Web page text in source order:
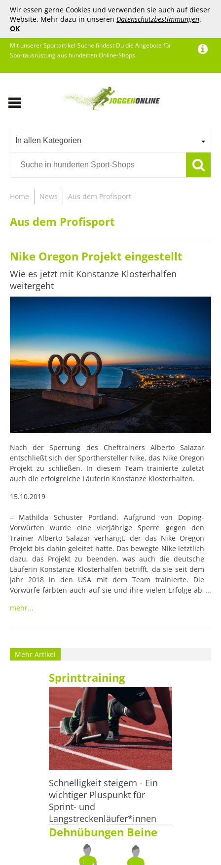
Wir essen gerne Cookies und verwenden sie auch auf dieser
Website. Mehr dazu in unseren Datenschutzbestimmungen.
OK
Mit unserer Sportartikel-Suche findest Du die Angebote für
Sportausrüstung aus hunderten Online-Shops.
In allen Kategorien
Home News Aus dem Profisport
Aus dem Profisport
Nike Oregon Projekt eingestellt
Wie es jetzt mit Konstanze Klosterhalfen
weitergeht
Nach der Sperrung des Cheftrainers Alberto Salazar
entschließt sich der Sporthersteller Nike, das Nike Oregon
Projekt zu schließen. In diesem Team trainierte zuletzt
auch die erfolgreiche Läuferin Konstanze Klosterhalfen.
15.10.2019
– Mathilda Schuster Portland. Aufgrund von Doping-
Vorwürfen wurde eine vierjährige Sperre gegen den
Trainer Alberto Salazar verhängt, der das Nike Oregon
Projekt bis dahin geleitet hatte. Das bewegte Nike letztlich
dazu, das Projekt zu beenden, was auch die deutsche
Läuferin Konstanze Klosterhalfen betrifft, da sie seit dem
Jahr 2018 in den USA mit dem Team trainierte. Die
Vorwürfe färbten auch auf sie und ihre vielen Erfolge ab,
ist. Schon beim Training in Portland stellte Klosterhalfen
mehr...
Mehr Artikel
Sprinttraining
Schnelligkeit steigern - Ein
wichtiger Pluspunkt für
Sprint- und
Langstreckenläufer*innen
Dehnübungen Beine